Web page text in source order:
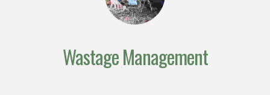
Wastage Management